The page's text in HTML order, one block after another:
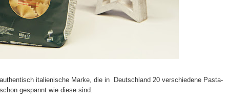
italienische Marke, die in Deutschland 20 verschiedene Pasta-
gespannt wie diese sind.